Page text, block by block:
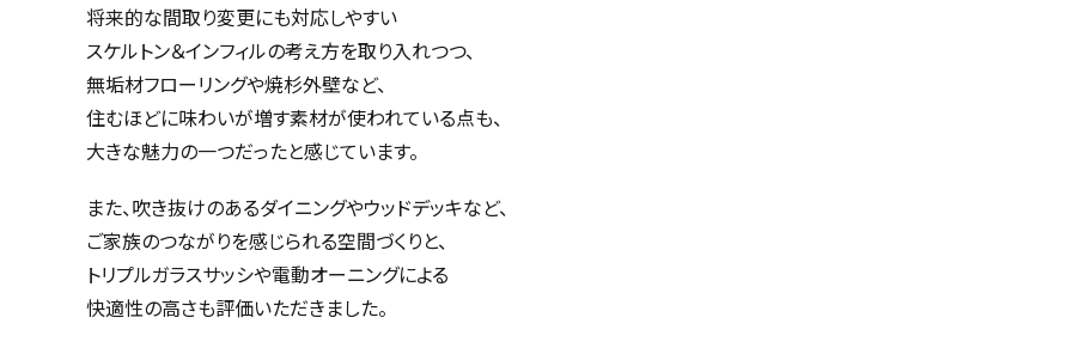
将来的な間取り変更にも対応しやすい
スケルトン＆インフィルの考え方を取り入れつつ、
無垢材フローリングや焼杉外壁など、
住むほどに味わいが増す素材が使われている点も、
大きな魅力の一つだったと感じています。
また、吹き抜けのあるダイニングやウッドデッキなど、
ご家族のつながりを感じられる空間づくりと、
トリプルガラスサッシや電動オーニングによる
快適性の高さも評価いただきました。